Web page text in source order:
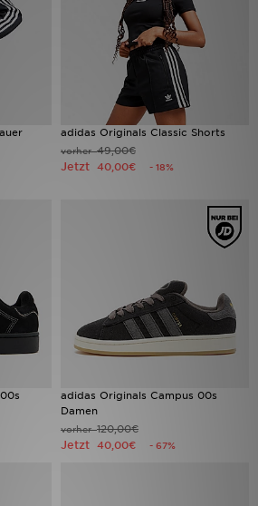
adidas Originals Classic Shorts
vorher49,00€
Jetzt 40,00€ - 18%
adidas Originals Campus 00s
Damen
vorher120,00€
Jetzt 40,00€ - 67%